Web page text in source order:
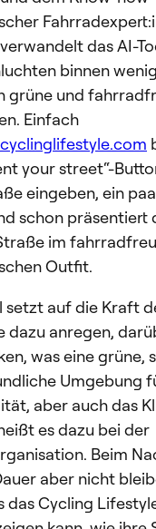
das AI-
binnen
grüne und
Einfach
your street“-
eingeben, ein
schon präsentiert
im
Outfit.
setzt auf die Kraft
dazu anregen,
was eine grüne,
Umgebung
aber auch das
es dazu bei der
Beim
aber nicht
das Cycling